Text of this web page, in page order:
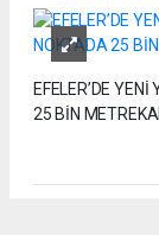
EFELER’DE
25 BİN